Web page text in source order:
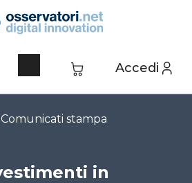
Accedi
Comunicati stampa
in